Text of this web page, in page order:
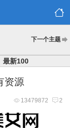
下一个主题
最新100
资源
13479872 2